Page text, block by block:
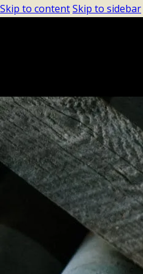
Skip to contentSkip to sidebar